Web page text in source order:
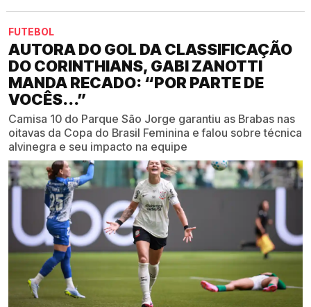
FUTEBOL
AUTORA DO GOL DA CLASSIFICAÇÃO
DO CORINTHIANS, GABI ZANOTTI
MANDA RECADO: “POR PARTE DE
VOCÊS...”
Camisa 10 do Parque São Jorge garantiu as Brabas nas
oitavas da Copa do Brasil Feminina e falou sobre técnica
alvinegra e seu impacto na equipe